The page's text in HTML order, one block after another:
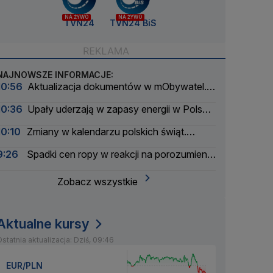
NA ŻYWO
TVN24
NA ŻYWO
TVN24 BiS
INFORMACJE:
Aktualizacja dokumentów w mObywatel.
Upały uderzają w zapasy energii w Polsce.
Zmiany w kalendarzu polskich świąt.
Spadki cen ropy w reakcji na porozumienie
Zobacz wszystkie
kursy
aktualizacja: Dziś, 09:46
EUR/PLN